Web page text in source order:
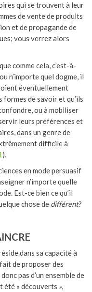
qui se trouvent à leur
de vente de produits
et de propagande de
vous verrez alors
comme cela, c’est-à-
n’importe quel dogme, il
éventuellement
de savoir et qu’ils
ou à mobiliser
leurs préférences et
dans un genre de
difficile à
).
en mode persuasif
n’importe quelle
Est-ce bien ce qu’il
chose de différent?
dans sa capacité à
de proposer des
pas d’un ensemble de
été « découverts »,